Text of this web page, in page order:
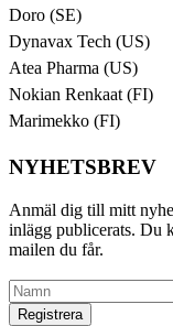
Doro (SE)
Dynavax Tech (US)
Atea Pharma (US)
Nokian Renkaat (FI)
Marimekko (FI)
NYHETSBREV
Anmäl dig till mitt
inlägg publicerats. Du
mailen du får.